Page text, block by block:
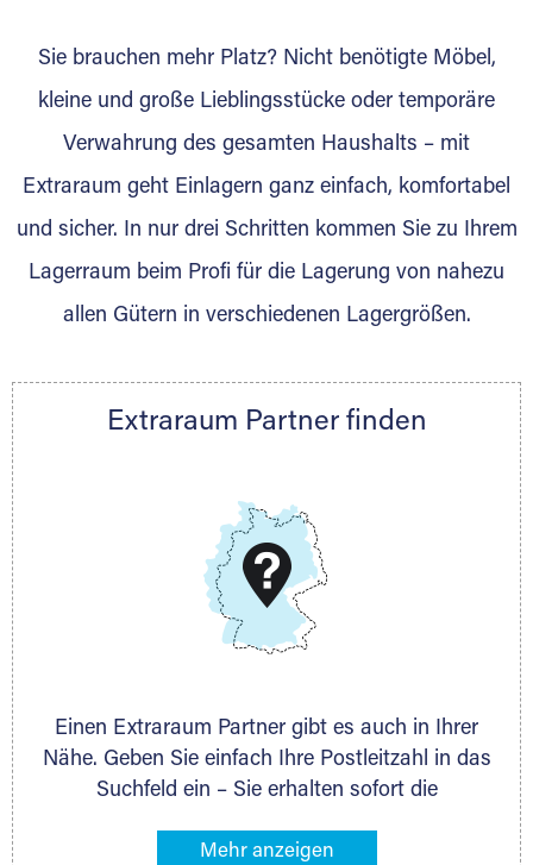
wurde? Werden Sie jetzt Extraraum Partner
und generieren Sie über das Portal neue
Lagerkunden und Vermietungen.
Ihre Vorteile als Extraraum Partner:
Marktgerechte Preise
Digitale Buchungsplattform
Gewinnung von Neukunden
Ihre Ansprechpartnerin:
thorsten.klemt@extraraum.de
DMG Aktiengesellschaft
Schieferstein 11A
Sie brauchen mehr Platz? Nicht benötigte Möbel,
kleine und große Lieblingsstücke oder temporäre
Verwahrung des gesamten Haushalts – mit
Extraraum geht Einlagern ganz einfach, komfortabel
und sicher. In nur drei Schritten kommen Sie zu Ihrem
Lagerraum beim Profi für die Lagerung von nahezu
allen Gütern in verschiedenen Lagergrößen.
Extraraum Partner finden
Einen Extraraum Partner gibt es auch in Ihrer
Nähe. Geben Sie einfach Ihre Postleitzahl in das
Suchfeld ein – Sie erhalten sofort die
Lagermöglichkeiten in Ihrer Nähe. An zahlreichen